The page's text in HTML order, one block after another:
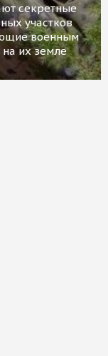
секретные
участков
военным
их земле